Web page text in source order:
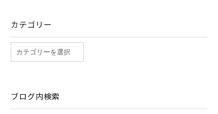
カテゴリー
ブログ内検索